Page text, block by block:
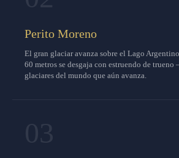
Perito Moreno
El gran glaciar avanza sobre el Lago
60 metros se desgaja con estruendo de
glaciares del mundo que aún avanza.